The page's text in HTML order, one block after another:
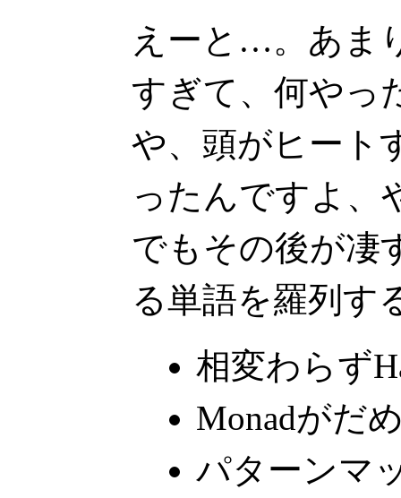
えーと…。あま
すぎて、何やっ
や、頭がヒート
ったんですよ、
でもその後が凄
る単語を羅列す
相変わらず
Monadがだ
パターンマ